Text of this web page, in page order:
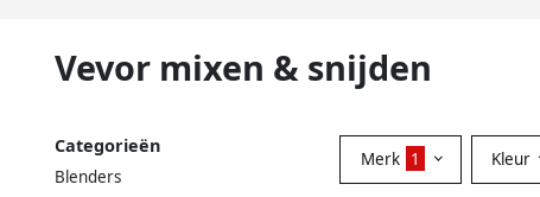
Vevor mixen & snijden
Categorieën
Blenders
Merk 1 Kleur